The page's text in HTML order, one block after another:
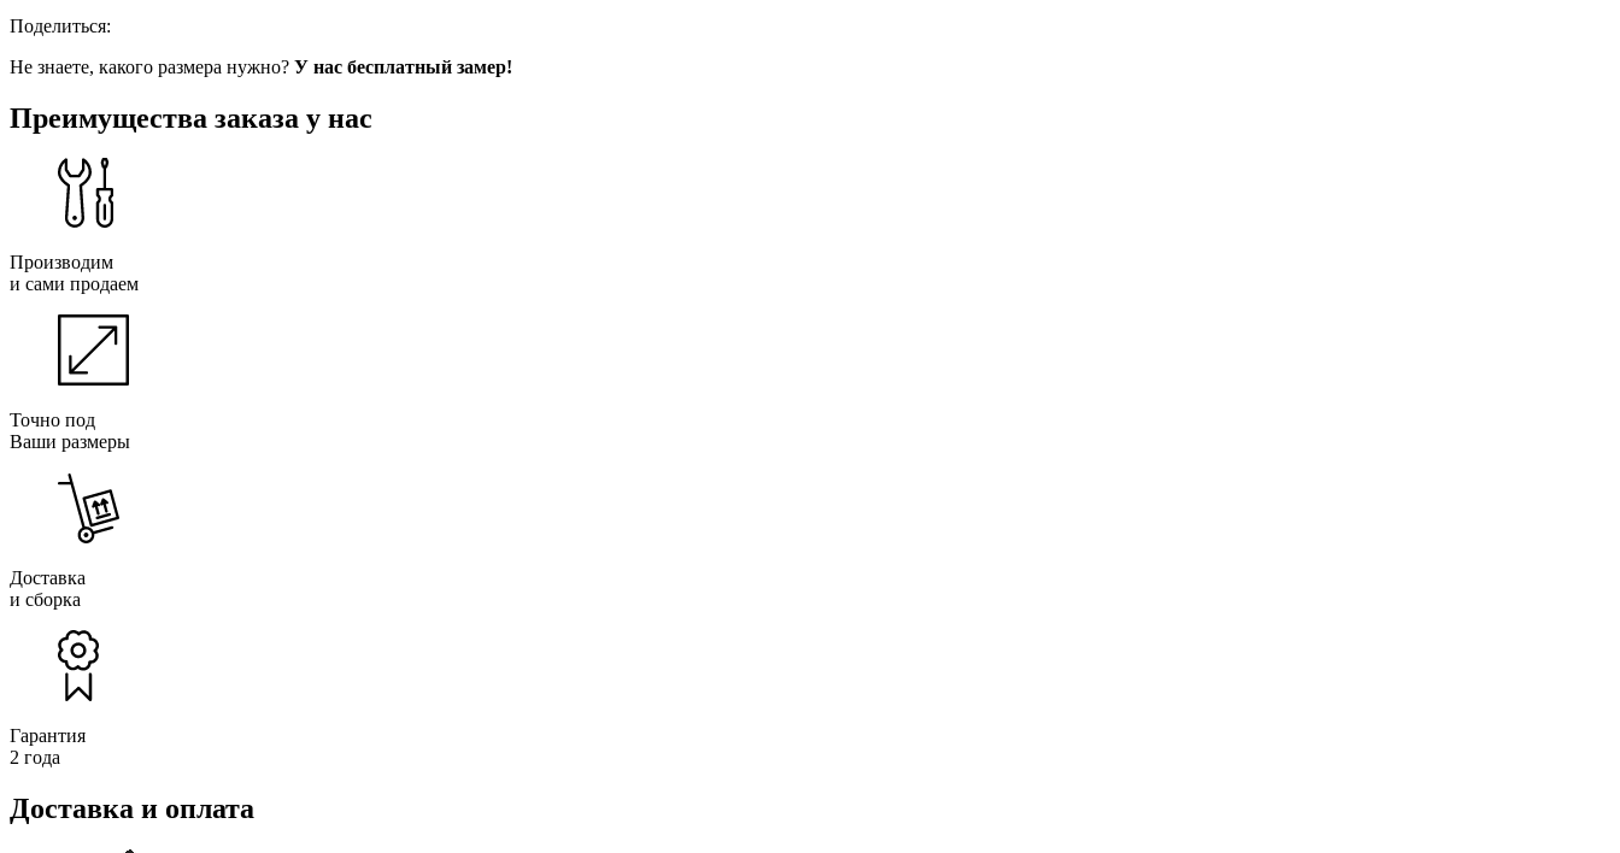
Поделиться:
Не знаете, какого размера нужно? У нас бесплатный замер!
Преимущества заказа у нас
Производим
и сами продаем
Точно под
Ваши размеры
Доставка
и сборка
Гарантия
2 года
Доставка и оплата